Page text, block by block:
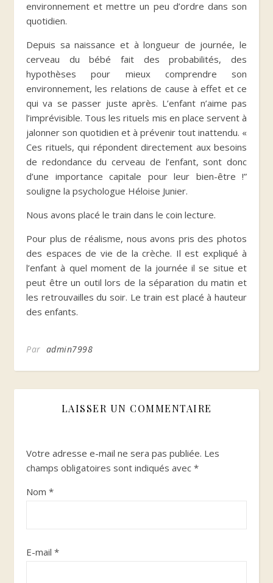
environnement et mettre un peu d’ordre dans son
quotidien.
Depuis sa naissance et à longueur de journée, le
cerveau du bébé fait des probabilités, des
hypothèses pour mieux comprendre son
environnement, les relations de cause à effet et ce
qui va se passer juste après. L’enfant n’aime pas
l’imprévisible. Tous les rituels mis en place servent à
jalonner son quotidien et à prévenir tout inattendu. «
Ces rituels, qui répondent directement aux besoins
de redondance du cerveau de l’enfant, sont donc
d’une importance capitale pour leur bien-être !”
souligne la psychologue Héloise Junier.
Nous avons placé le train dans le coin lecture.
Pour plus de réalisme, nous avons pris des photos
des espaces de vie de la crèche. Il est expliqué à
l’enfant à quel moment de la journée il se situe et
peut être un outil lors de la séparation du matin et
les retrouvailles du soir. Le train est placé à hauteur
des enfants.
Par admin7998
LAISSER UN COMMENTAIRE
Votre adresse e-mail ne sera pas publiée. Les
champs obligatoires sont indiqués avec *
Nom *
E-mail *